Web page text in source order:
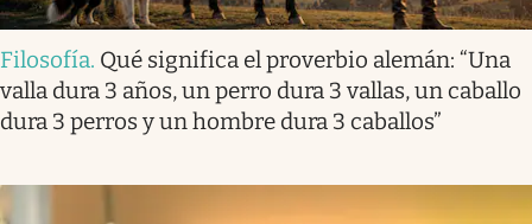
Filosofía. Qué significa el proverbio alemán: “Una
valla dura 3 años, un perro dura 3 vallas, un caballo
dura 3 perros y un hombre dura 3 caballos”